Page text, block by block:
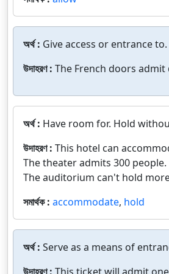
অর্থ : Give access or entrance to.
উদাহরণ : The French doors
অর্থ : Have room for. Hold
উদাহরণ : This hotel can
The theater admits 300 people.
The auditorium can't hold
সমার্থক : accommodate, hold
অর্থ : Serve as a means of
উদাহরণ : This ticket will admit